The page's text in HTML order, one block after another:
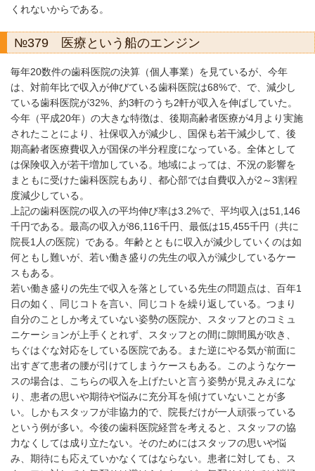
くれないからである。
№379 医療という船のエンジン
毎年20数件の歯科医院の決算（個人事業）を見ているが、今年
は、対前年比で収入が伸びている歯科医院は68%で、で、減少し
ている歯科医院が32%、約3軒のうち2軒が収入を伸ばしていた。
今年（平成20年）の大きな特徴は、後期高齢者医療が4月より実施
されたことにより、社保収入が減少し、国保も若干減少して、後
期高齢者医療費収入が国保の半分程度になっている。全体として
は保険収入が若干増加している。地域によっては、不況の影響を
まともに受けた歯科医院もあり、都心部では自費収入が2～3割程
度減少している。
上記の歯科医院の収入の平均伸び率は3.2%で、平均収入は51,146
千円である。最高の収入が86,116千円、最低は15,455千円（共に
院長1人の医院）である。年齢とともに収入が減少していくのは如
何ともし難いが、若い働き盛りの先生の収入が減少しているケー
スもある。
若い働き盛りの先生で収入を落としている先生の問題点は、百年1
日の如く、同じコトを言い、同じコトを繰り返している。つまり
自分のことしか考えていない姿勢の医院か、スタッフとのコミュ
ニケーションが上手くとれず、スタッフとの間に隙間風が吹き、
ちぐはぐな対応をしている医院である。また逆にやる気が前面に
出すぎて患者の腰が引けてしまうケースもある。このようなケー
スの場合は、こちらの収入を上げたいと言う姿勢が見えみえにな
り、患者の思いや期待や悩みに充分耳を傾けていないことが多
い。しかもスタッフが非協力的で、院長だけが一人頑張っている
という例が多い。今後の歯科医院経営を考えると、スタッフの協
力なくしては成り立たない。そのためにはスタッフの思いや悩
み、期待にも応えていかなくてはならない。患者に対しても、ス